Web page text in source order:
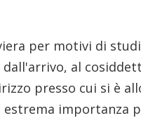
per motivi di
al
presso cui si è
importanza